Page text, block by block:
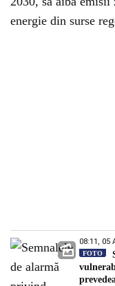
energie din surse
08:11, 05
FOTO